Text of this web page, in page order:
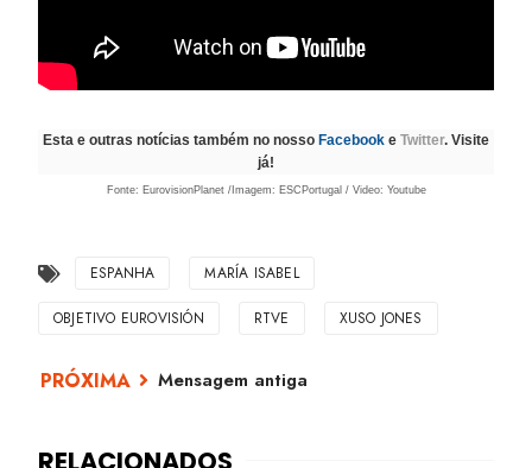
Esta e outras notícias também no nosso Facebook e Twitter. Visite
já!
Fonte: EurovisionPlanet /Imagem: ESCPortugal / Video: Youtube
ESPANHA MARÍA ISABEL
OBJETIVO EUROVISIÓN RTVE XUSO JONES
Mensagem antiga